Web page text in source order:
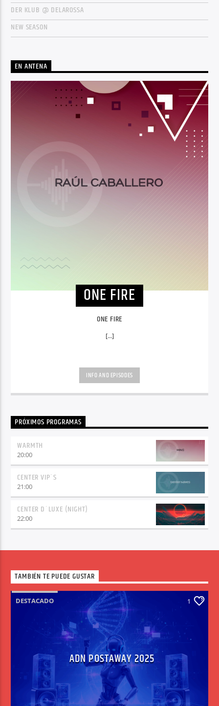
DER KLUB @ DELAROSSA
NEW SEASON
EN ANTENA
ONE FIRE
ONE FIRE
[...]
INFO AND EPISODES
PRÓXIMOS PROGRAMAS
WARMTH
20:00
CENTER VIP´S
21:00
CENTER D´LUXE (NIGHT)
22:00
TAMBIÉN TE PUEDE GUSTAR
DESTACADO 1
ADN POSTAWAY 2025